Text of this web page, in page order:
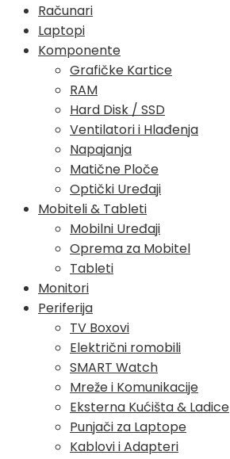
Računari
Laptopi
Komponente
Grafičke Kartice
RAM
Hard Disk / SSD
Ventilatori i Hlađenja
Napajanja
Matične Ploče
Optički Uređaji
Mobiteli & Tableti
Mobilni Uređaji
Oprema za Mobitel
Tableti
Monitori
Periferija
TV Boxovi
Električni romobili
SMART Watch
Mreže i Komunikacije
Eksterna Kućišta & Ladice
Punjači za Laptope
Kablovi i Adapteri